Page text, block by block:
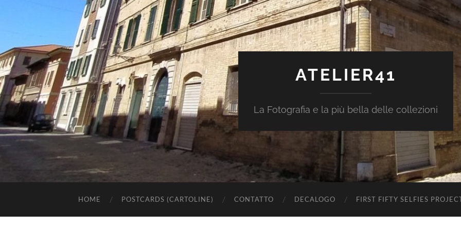
ATELIER41
La Fotografia e la più bella delle collezioni
HOME POSTCARDS (CARTOLINE) CONTATTO DECALOGO FIRST FIFTY SELFIES